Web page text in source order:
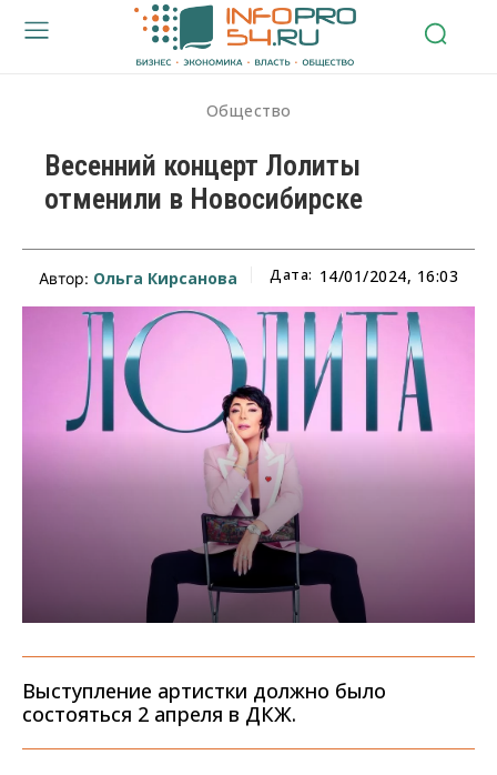
Общество
Весенний концерт Лолиты
отменили в Новосибирске
Автор: Ольга Кирсанова Дата: 14/01/2024, 16:03
Выступление артистки должно было
состояться 2 апреля в ДКЖ.